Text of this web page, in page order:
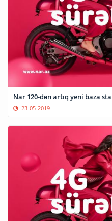
Nar 120-dən artıq yeni baza
23-05-2019